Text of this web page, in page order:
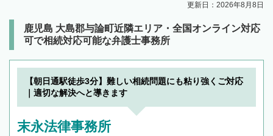
更新日：2026年8月8日
鹿児島 大島郡与論町近隣エリア・全国オンライン対応
可で相続対応可能な弁護士事務所
【朝日通駅徒歩3分】難しい相続問題にも粘り強くご対応
｜適切な解決へと導きます
末永法律事務所